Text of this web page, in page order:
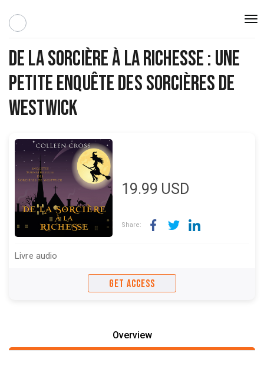
De la Sorcière à la Richesse : Une
Petite Enquête des Sorcières de
Westwick
19.99 USD
Share:
Livre audio
GET ACCESS
Overview